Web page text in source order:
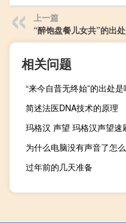
上一篇
“醉饱盘餐儿女共”的出
相关问题
“来今自昔无终始”的出处是
简述法医DNA技术的原理
玛格汉 声望 玛格汉声望速
为什么电脑没有声音了怎
过年前的几天准备